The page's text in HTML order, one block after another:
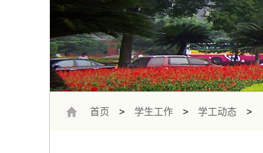
首页 > 学生工作 > 学工动态 >